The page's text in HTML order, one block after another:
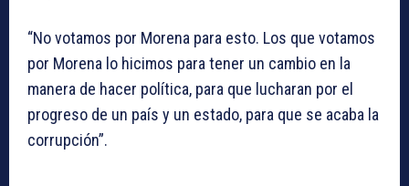
“No votamos por Morena para esto. Los que votamos
por Morena lo hicimos para tener un cambio en la
manera de hacer política, para que lucharan por el
progreso de un país y un estado, para que se acaba la
corrupción”.